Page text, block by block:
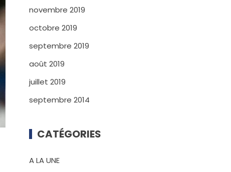
novembre 2019
octobre 2019
septembre 2019
août 2019
juillet 2019
septembre 2014
CATÉGORIES
A LA UNE